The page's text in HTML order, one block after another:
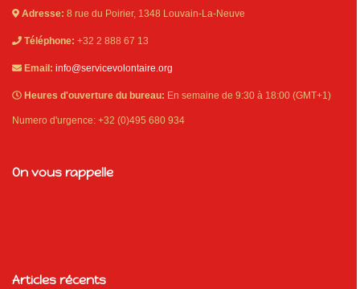
Adresse: 8 rue du Poirier, 1348 Louvain-La-Neuve
Téléphone: +32 2 888 67 13
Email: info@servicevolontaire.org
Heures d'ouverture du bureau: En semaine de 9:30 à 18:00 (GMT+1)
Numero d'urgence: +32 (0)495 680 934
On vous rappelle
Articles récents